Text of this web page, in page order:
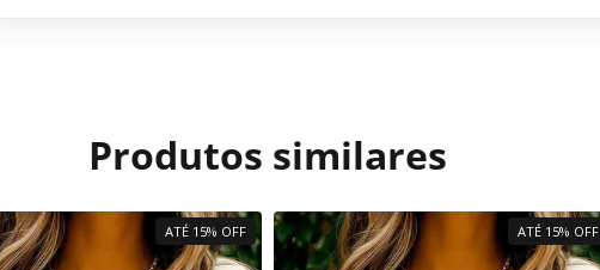
Produtos similares
ATÉ 15% OFF ATÉ 15% OFF